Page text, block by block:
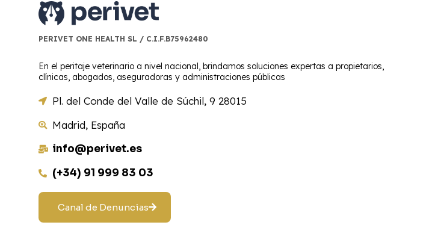
PERIVET ONE HEALTH SL / C.I.F.B75962480
En el peritaje veterinario a nivel nacional, brindamos soluciones expertas a propietarios,
clínicas, abogados, aseguradoras y administraciones públicas
Pl. del Conde del Valle de Súchil, 9 28015
Madrid, España
info@perivet.es
(+34) 91 999 83 03
Canal de Denuncias